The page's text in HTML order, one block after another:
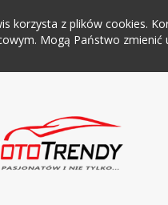
korzysta z plików cookies.
Mogą Państwo zmienić